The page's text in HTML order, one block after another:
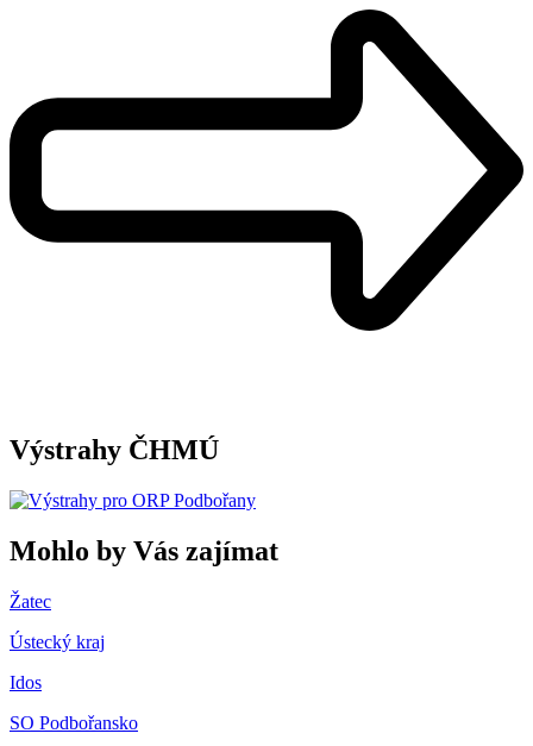
Výstrahy ČHMÚ
Mohlo by Vás zajímat
Žatec
Ústecký kraj
Idos
SO Podbořansko